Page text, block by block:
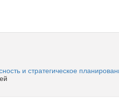
и стратегическое